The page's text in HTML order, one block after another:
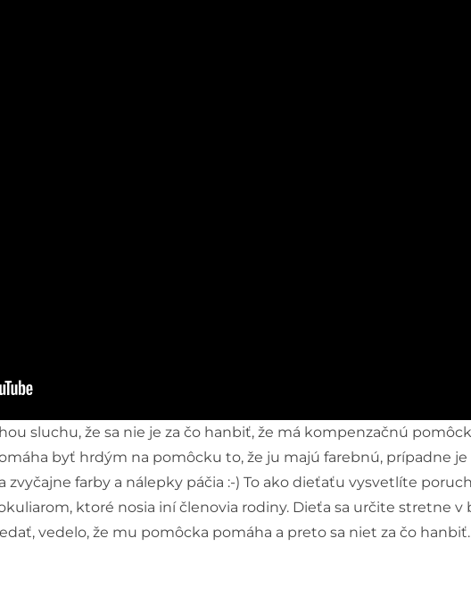
sluchu, že sa nie je za čo hanbiť, že má kompenzačnú
byť hrdým na pomôcku to, že ju majú farebnú, prípadne
farby a nálepky páčia :-) To ako dieťaťu vysvetlíte
ktoré nosia iní členovia rodiny. Dieťa sa určite stretne
vedelo, že mu pomôcka pomáha a preto sa niet za čo hanbiť.